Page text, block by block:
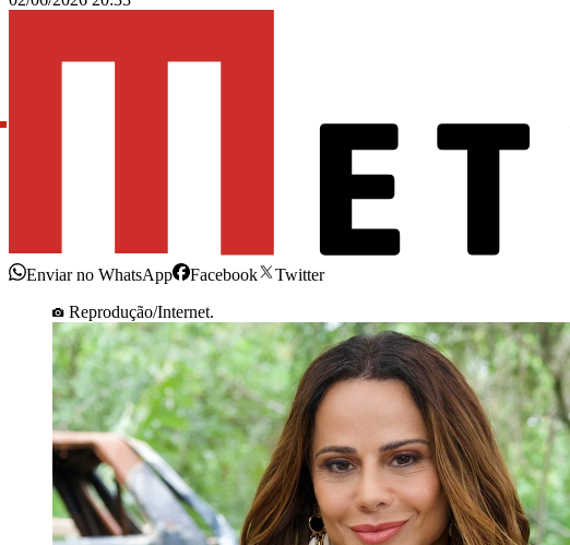
Enviar no WhatsApp Facebook
Twitter
Reprodução/Internet.